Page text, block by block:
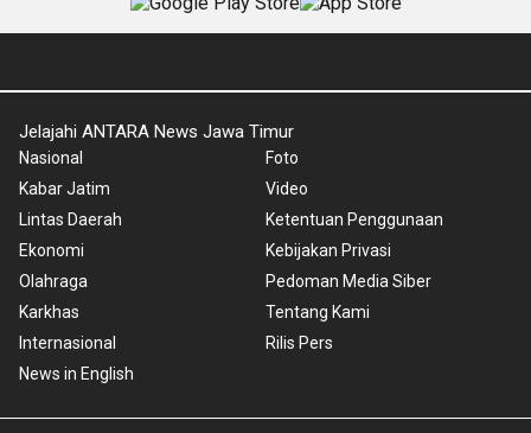
Jelajahi ANTARA News Jawa Timur
Nasional
Kabar Jatim
Lintas Daerah
Ekonomi
Olahraga
Karkhas
Internasional
News in English
Foto
Video
Ketentuan Penggunaan
Kebijakan Privasi
Pedoman Media Siber
Tentang Kami
Rilis Pers